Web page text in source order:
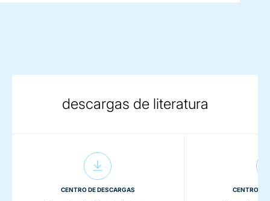
descargas de literatura
CENTRO DE DESCARGAS CENTRO DE